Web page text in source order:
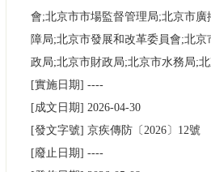
政務公開
市領導
政策兌現 政策解讀
會;北京市市場監督管理局;北京市廣
障局;北京市發展和改革委員會;北
政局;北京市財政局;北京市水務局;
[實施日期] ----
[成文日期] 2026-04-30
[發文字號] 京疾傳防〔2026〕 12號
[廢止日期] ----